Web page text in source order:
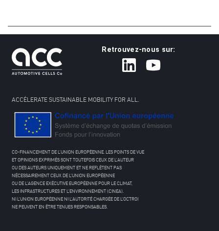
Retrouvez-nous sur:
ACCÉLERATE SUSTAINABLE MOBILITY FOR ALL.
CO-FINANCEMENT DE L’UNION EUROPÉENNE. LES POINTS DE VUE
ET OPINIONS EXPRIMÉS SONT TOUTEFOIS CEUX DE L’AUTEUR
OU DES AUTEURS UNIQUEMENT ET NE REFLÈTENT PAS
NÉCESSAIREMENT CEUX DE L’UNION EUROPÉENNE
OU DE L’AGENCE EXÉCUTIVE EUROPÉENNE POUR LE CLIMAT,
LES INFRASTRUCTURES ET L’ENVIRONNEMENT (CINEA).
NI L’UNION EUROPÉENNE NI L’AUTORITÉ CHARGÉE DE L’OCTROI
NE PEUVENT EN ÊTRE TENUES RESPONSABLES.